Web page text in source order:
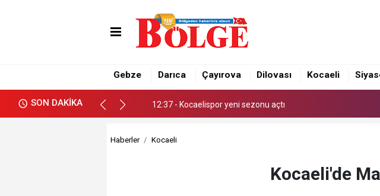
Gebze Darıca Çayırova Dilovası Kocaeli
SON DAKİKA
12:35 - Gebze Belediyesi Sporcusu Akdeniz Oyunları'nda
12:35 - Gebze Belediyesi Sporcusu Akdeniz Oyunları'nda
12:37 - Kocaelispor yeni sezonu açtı
Haberler Kocaeli
Kocaeli'de